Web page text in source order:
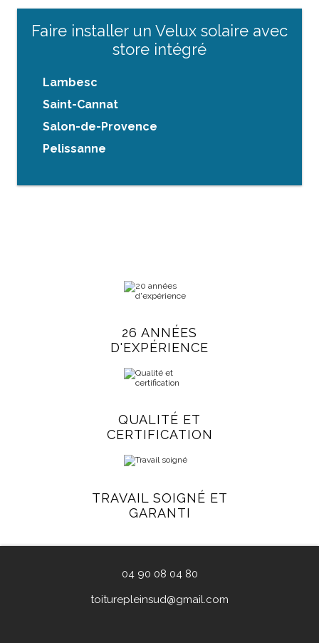
Faire installer un Velux solaire avec
store intégré
Lambesc
Saint-Cannat
Salon-de-Provence
Pelissanne
26 ANNÉES
D'EXPÉRIENCE
QUALITÉ ET
CERTIFICATION
TRAVAIL SOIGNÉ ET
GARANTI
04 90 08 04 80
toiturepleinsud@gmail.com